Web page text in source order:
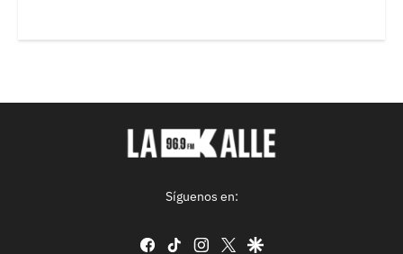
Síguenos en:
facebook
tiktok instagram
twittergoogle